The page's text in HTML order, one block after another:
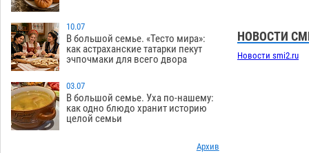
13:13
Скончался второй ребенок после
пожара в Астрахани
12:49
Астраханские гандболисты с крупной
победы стартовали на Всероссийской
12:16
В астраханском селе невестка
изрешетила машину свекрови
10.07
В большой семье. «Тесто мира»:
как астраханские татарки пекут
эчпочмаки для всего двора
03.07
В большой семье. Уха по-нашему:
как одно блюдо хранит историю
целой семьи
Архив
НОВОСТИ
Новости smi2.ru